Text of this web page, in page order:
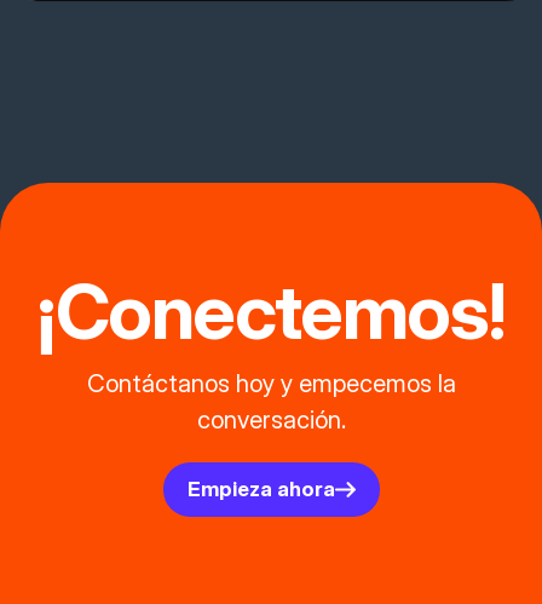
¡Conectemos!
Contáctanos hoy y empecemos la
conversación.
Empieza ahora